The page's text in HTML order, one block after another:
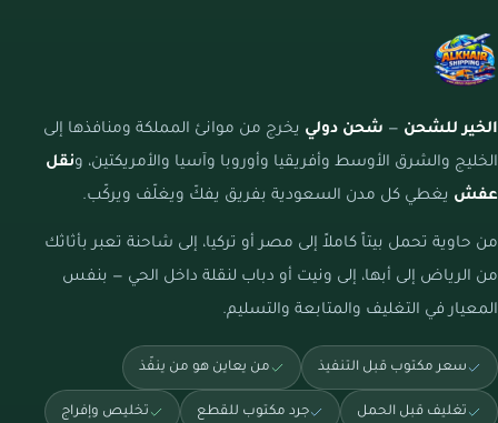
الخير للشحن — شحن دولي يخرج من موانئ المملكة ومنافذها إلى
الخليج والشرق الأوسط وأفريقيا وأوروبا وآسيا والأمريكتين، ونقل
عفش يغطي كل مدن السعودية بفريق يفكّ ويغلّف ويركّب.
من حاوية تحمل بيتاً كاملاً إلى مصر أو تركيا، إلى شاحنة تعبر بأثاثك
من الرياض إلى أبها، إلى ونيت أو دباب لنقلة داخل الحي — بنفس
المعيار في التغليف والمتابعة والتسليم.
سعر مكتوب قبل التنفيذ من يعاين هو من ينفّذ
تغليف قبل الحمل جرد مكتوب للقطع تخليص وإفراج